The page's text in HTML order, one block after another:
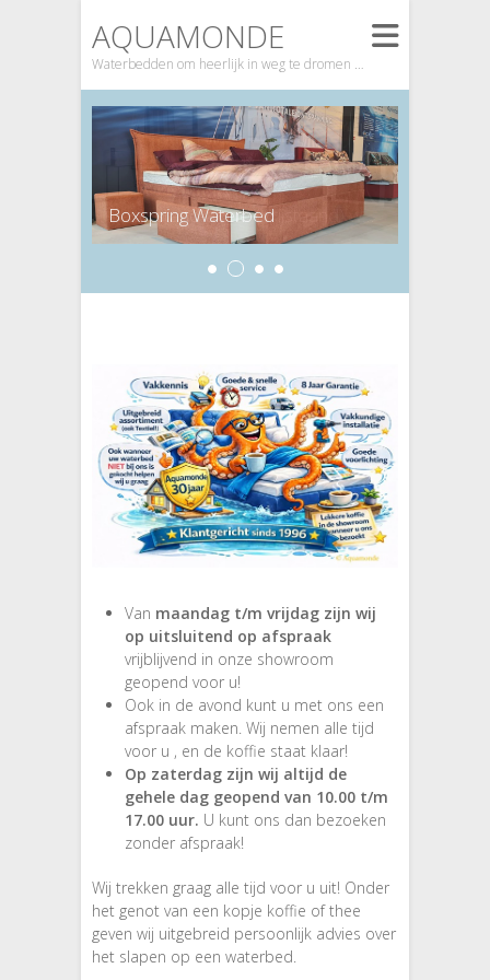
AQUAMONDE
Waterbedden om heerlijk in weg te dromen …
Boxspring Waterbed Basic stand-alone (Vrijstaand) waterbed.
3 4
Van maandag t/m vrijdag zijn wij
op uitsluitend op afspraak
vrijblijvend in onze showroom
geopend voor u!
Ook in de avond kunt u met ons een
afspraak maken. Wij nemen alle tijd
voor u , en de koffie staat klaar!
Op zaterdag zijn wij altijd de
gehele dag geopend van 10.00 t/m
17.00 uur. U kunt ons dan bezoeken
zonder afspraak!
Wij trekken graag alle tijd voor u uit! Onder
het genot van een kopje koffie of thee
geven wij uitgebreid persoonlijk advies over
het slapen op een waterbed.